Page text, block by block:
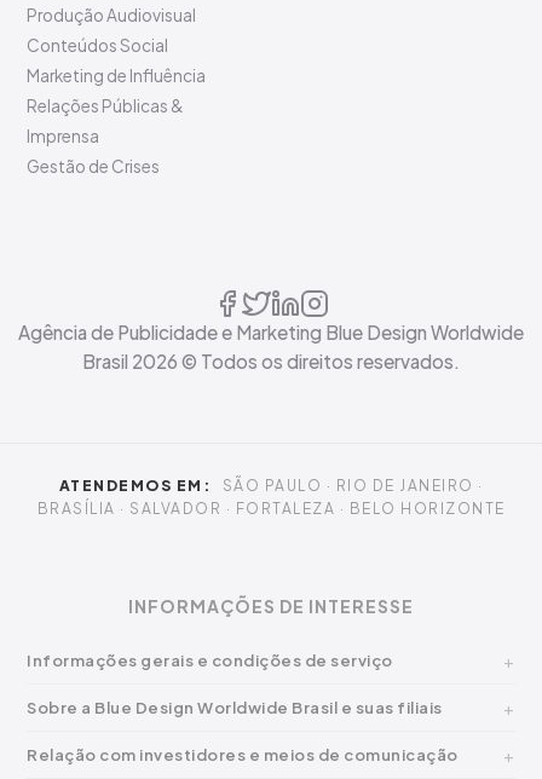
Produção Audiovisual
Conteúdos Social
Marketing de Influência
Relações Públicas &
Imprensa
Gestão de Crises
Agência de Publicidade e Marketing Blue Design Worldwide
Brasil 2026 © Todos os direitos reservados.
ATENDEMOS EM:
SÃO PAULO · RIO DE JANEIRO ·
BRASÍLIA · SALVADOR · FORTALEZA · BELO HORIZONTE
INFORMAÇÕES DE INTERESSE
Informações gerais e condições de serviço
Sobre a Blue Design Worldwide Brasil e suas filiais
Relação com investidores e meios de comunicação